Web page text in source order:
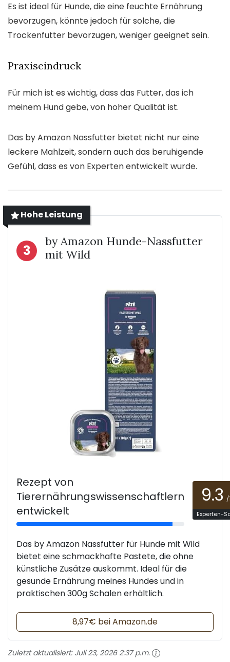
Es ist ideal für Hunde, die eine feuchte Ernährung
bevorzugen, könnte jedoch für solche, die
Trockenfutter bevorzugen, weniger geeignet sein.
Praxiseindruck
Für mich ist es wichtig, dass das Futter, das ich
meinem Hund gebe, von hoher Qualität ist.
Das by Amazon Nassfutter bietet nicht nur eine
leckere Mahlzeit, sondern auch das beruhigende
Gefühl, dass es von Experten entwickelt wurde.
Hohe Leistung
3
by Amazon Hunde-Nassfutter
mit Wild
Rezept von
Tierernährungswissenschaftlern
entwickelt
9.3 /
Experten-
Das by Amazon Nassfutter für Hunde mit Wild
bietet eine schmackhafte Pastete, die ohne
künstliche Zusätze auskommt. Ideal für die
gesunde Ernährung meines Hundes und in
praktischen 300g Schalen erhältlich.
8,97€ bei Amazon.de
Zuletzt aktualisiert: Juli 23, 2026 2:37 p.m.